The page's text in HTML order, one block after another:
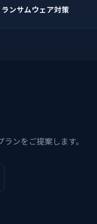
ランサムウェア対策
ンをご提案します。